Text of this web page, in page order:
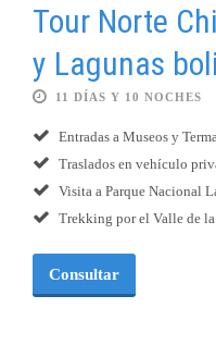
Tour Norte
y Lagunas
11 DÍAS Y 10 NOCHES
Entradas a Museos y
Traslados en vehículo
Visita a Parque Nacional
Trekking por el Valle de
Consultar